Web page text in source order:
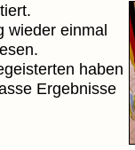
wieder einmal
haben
Ergebnisse